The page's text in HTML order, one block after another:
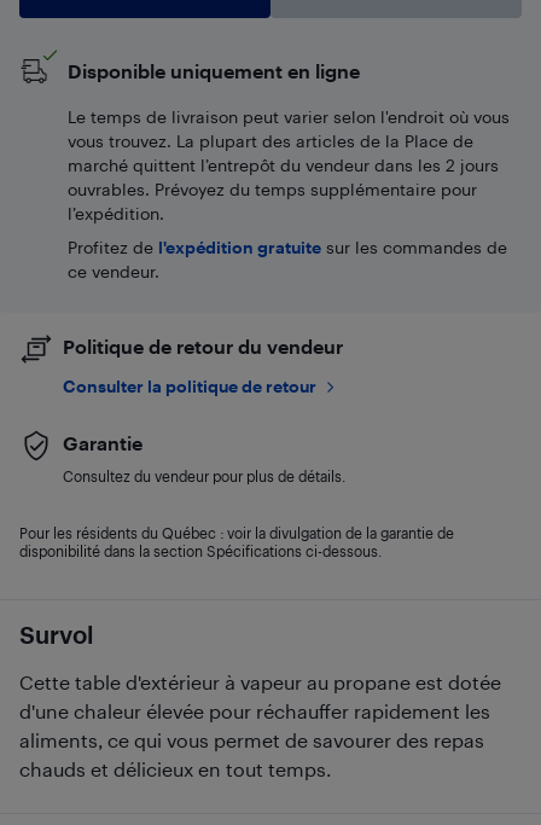
Survol
Cette table d'extérieur à vapeur au propane est dotée
d'une chaleur élevée pour réchauffer rapidement les
aliments, ce qui vous permet de savourer des repas
chauds et délicieux en tout temps.
Disponible uniquement en ligne
Le temps de livraison peut varier selon l'endroit où vous
vous trouvez. La plupart des articles de la Place de
marché quittent l’entrepôt du vendeur dans les 2 jours
ouvrables. Prévoyez du temps supplémentaire pour
l’expédition.
Profitez de l'expédition gratuite sur les commandes de
ce vendeur.
Politique de retour du vendeur
Consulter la politique de retour
Garantie
Consultez du vendeur pour plus de détails.
Pour les résidents du Québec : voir la divulgation de la garantie de
disponibilité dans la section Spécifications ci-dessous.